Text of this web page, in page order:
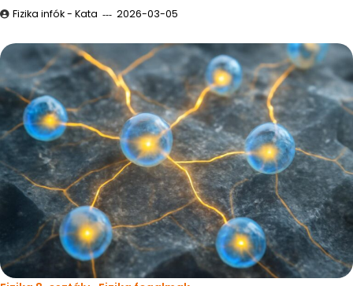
Fizika infók - Kata 2026-03-05